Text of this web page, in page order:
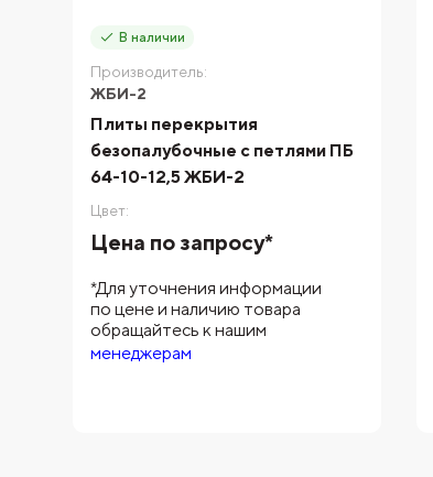
В наличии
Производитель:
ЖБИ-2
Плиты перекрытия
безопалубочные с петлями ПБ
64-10-12,5 ЖБИ-2
Цвет:
Цена по запросу*
*Для уточнения информации
по цене и наличию товара
обращайтесь к нашим
менеджерам